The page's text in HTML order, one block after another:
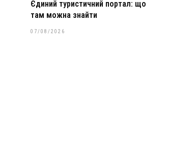
Єдиний туристичний портал: що
там можна знайти
07/08/2026